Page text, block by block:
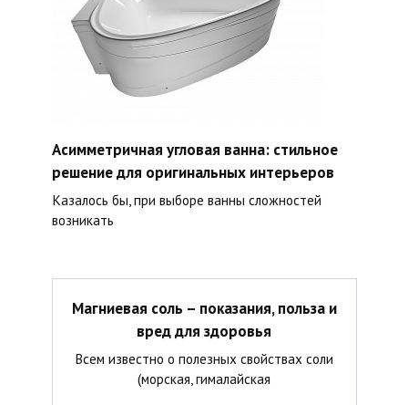
Асимметричная угловая ванна: стильное
решение для оригинальных интерьеров
Казалось бы, при выборе ванны сложностей
возникать
Магниевая соль – показания, польза и
вред для здоровья
Всем известно о полезных свойствах соли
(морская, гималайская